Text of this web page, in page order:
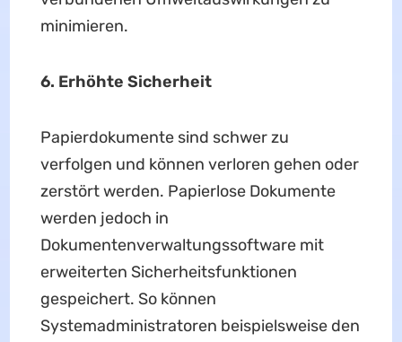
minimieren.
6. Erhöhte Sicherheit
Papierdokumente sind schwer zu
verfolgen und können verloren gehen oder
zerstört werden. Papierlose Dokumente
werden jedoch in
Dokumentenverwaltungssoftware mit
erweiterten Sicherheitsfunktionen
gespeichert. So können
Systemadministratoren beispielsweise den